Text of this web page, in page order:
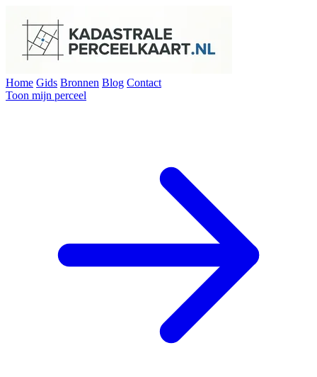
Home Gids Bronnen Blog Contact
Toon mijn perceel